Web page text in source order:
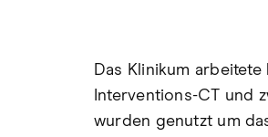
Das Klinikum
Interventions-CT und
wurden genutzt um